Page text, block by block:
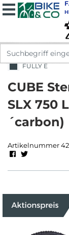
FULLY E
CUBE
SLX 750
´carbon)
Artikelnummer